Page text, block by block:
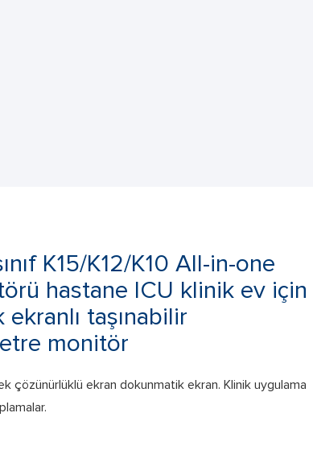
K15/K12/K10 All-in-one
hastane ICU klinik ev için
taşınabilir
monitör
çözünürlüklü ekran dokunmatik ekran. Klinik uygulama